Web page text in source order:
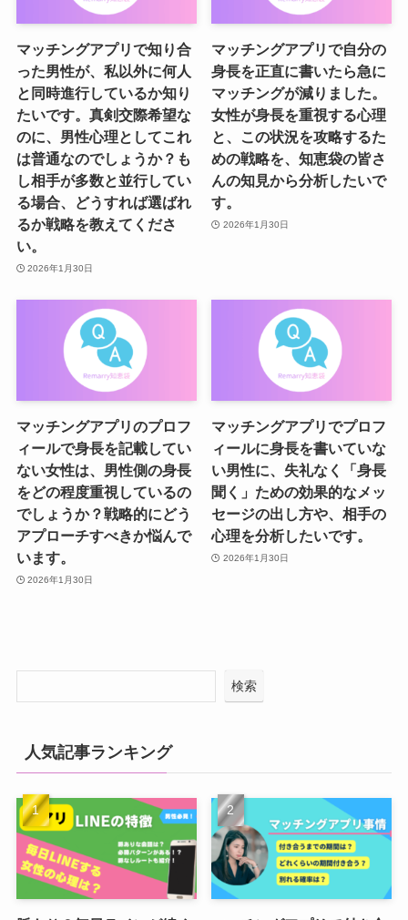
マッチングアプリで知り合
った男性が、私以外に何人
と同時進行しているか知り
たいです。真剣交際希望な
のに、男性心理としてこれ
は普通なのでしょうか？も
し相手が多数と並行してい
る場合、どうすれば選ばれ
るか戦略を教えてくださ
い。
2026年1月30日
マッチングアプリで自分の
身長を正直に書いたら急に
マッチングが減りました。
女性が身長を重視する心理
と、この状況を攻略するた
めの戦略を、知恵袋の皆さ
んの知見から分析したいで
す。
2026年1月30日
マッチングアプリのプロフ
ィールで身長を記載してい
ない女性は、男性側の身長
をどの程度重視しているの
でしょうか？戦略的にどう
アプローチすべきか悩んで
います。
2026年1月30日
マッチングアプリでプロフ
ィールに身長を書いていな
い男性に、失礼なく「身長
聞く」ための効果的なメッ
セージの出し方や、相手の
心理を分析したいです。
2026年1月30日
検索
人気記事ランキング